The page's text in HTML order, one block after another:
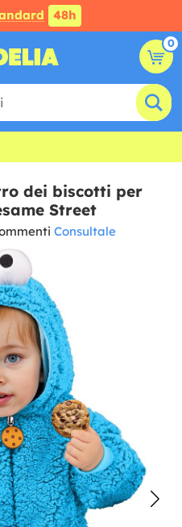
48h
0
dei biscotti per
Street
Consultale